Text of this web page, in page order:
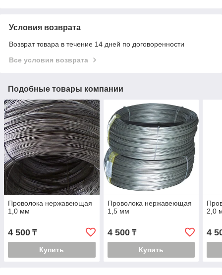
Условия возврата
Возврат товара в течение 14 дней по договоренности
Все условия возврата
Подобные товары компании
Проволока нержавеющая
1,0 мм
4 500 ₸
Купить
Проволока нержавеющая
1,5 мм
4 500₸
Купить
2,0
4